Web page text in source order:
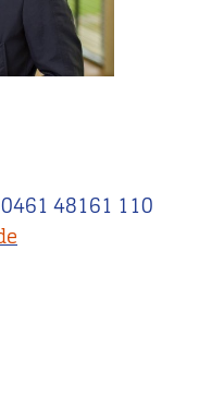
48161 110